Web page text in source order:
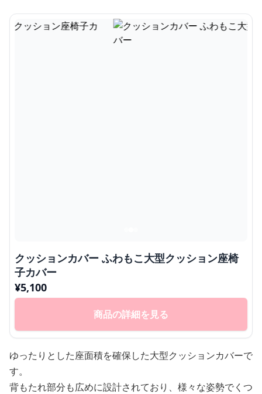
クッションカバー ふわもこ大型クッション座椅
子カバー
¥5,100
商品の詳細を見る
ゆったりとした座面積を確保した大型クッションカバーで
す。
背もたれ部分も広めに設計されており、様々な姿勢でくつ